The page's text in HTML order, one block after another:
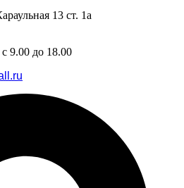
13 ст. 1а
9.00 до 18.00